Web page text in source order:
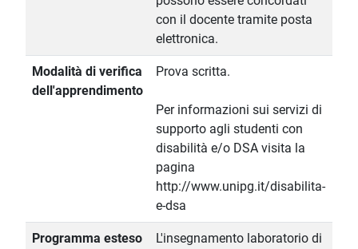
con il docente tramite posta
elettronica.
Modalità di verifica
dell'apprendimento
Prova scritta.
Per informazioni sui servizi di
supporto agli studenti con
disabilità e/o DSA visita la
pagina
http://www.unipg.it/disabilita-
e-dsa
Programma esteso
L'insegnamento laboratorio di